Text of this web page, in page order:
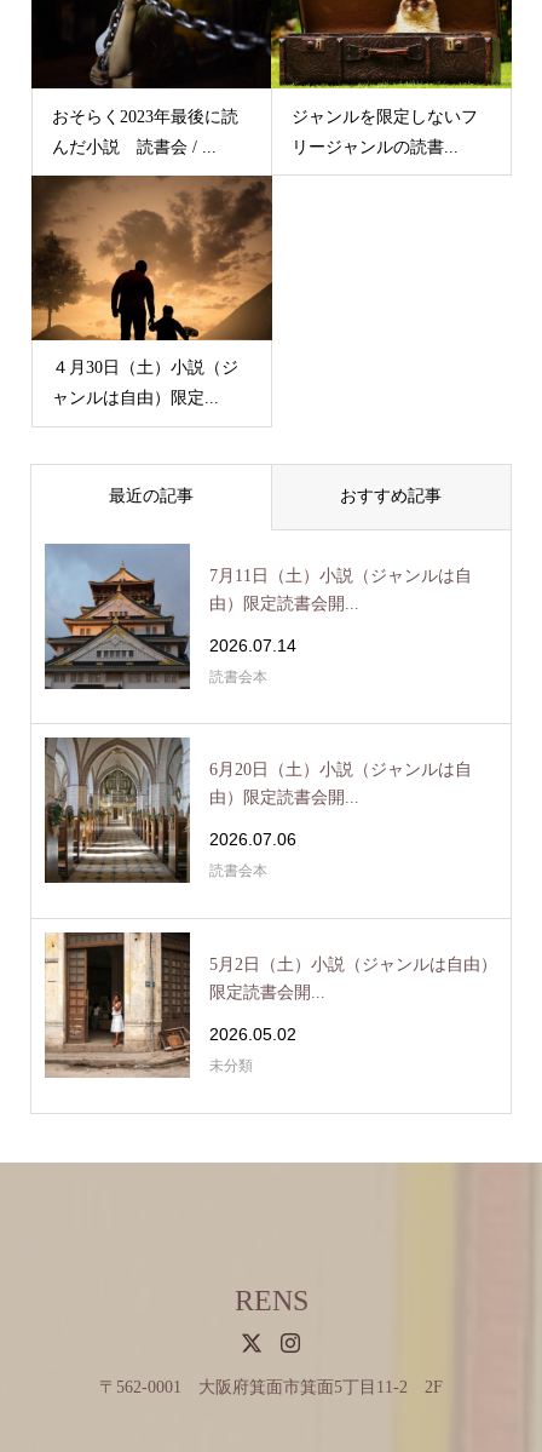
おそらく2023年最後に読
んだ小説 読書会 / ...
ジャンルを限定しないフ
リージャンルの読書...
４月30日（土）小説（ジ
ャンルは自由）限定...
最近の記事 おすすめ記事
7月11日（土）小説（ジャンルは自
由）限定読書会開...
2026.07.14
読書会本
6月20日（土）小説（ジャンルは自
由）限定読書会開...
2026.07.06
読書会本
5月2日（土）小説（ジャンルは自由）
限定読書会開...
2026.05.02
未分類
RENS
〒562-0001 大阪府箕面市箕面5丁目11-2 2F